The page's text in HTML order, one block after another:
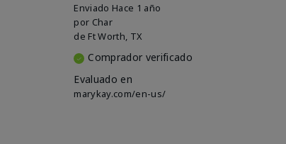
Enviado Hace 1 año
por Char
de Ft Worth, TX
Comprador verificado
Evaluado en
marykay.com/en-us/